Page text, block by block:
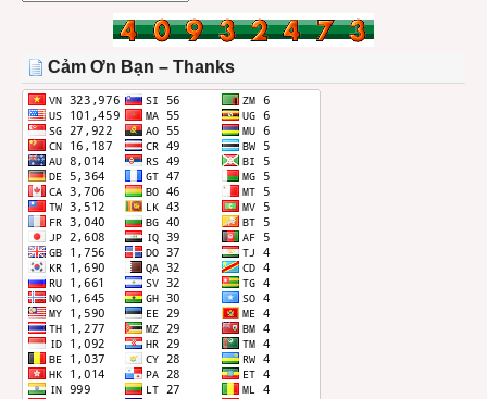
THÁNG
Cảm Ơn Bạn – Thanks